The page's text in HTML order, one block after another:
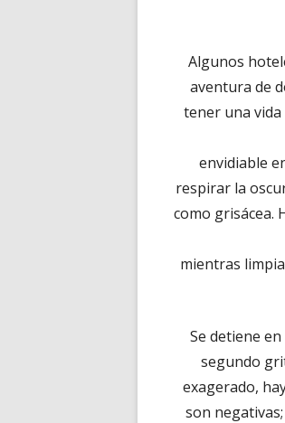
Algunos
aventura de
tener una
envidiable
respirar la
como grisácea.
mientras
Se detiene
segundo
exagerado,
son